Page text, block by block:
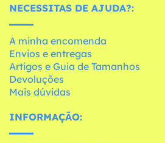
NECESSITAS DE AJUDA?:
A minha encomenda
Envios e entregas
Artigos e Guia de Tamanhos
Devoluções
Mais dúvidas
INFORMAÇÃO: